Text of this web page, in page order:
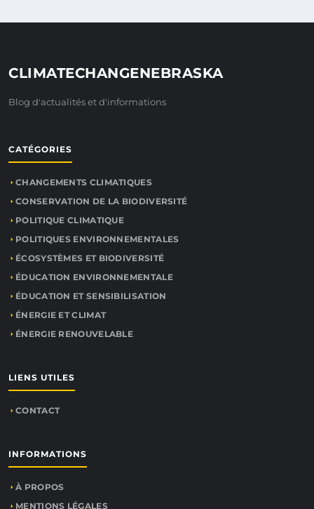
CLIMATECHANGENEBRASKA
Blog d'actualités et d'informations
CATÉGORIES
CHANGEMENTS CLIMATIQUES
CONSERVATION DE LA BIODIVERSITÉ
POLITIQUE CLIMATIQUE
POLITIQUES ENVIRONNEMENTALES
ÉCOSYSTÈMES ET BIODIVERSITÉ
ÉDUCATION ENVIRONNEMENTALE
ÉDUCATION ET SENSIBILISATION
ÉNERGIE ET CLIMAT
ÉNERGIE RENOUVELABLE
LIENS UTILES
CONTACT
INFORMATIONS
À PROPOS
MENTIONS LÉGALES